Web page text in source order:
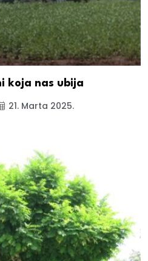
koja nas ubija
21. Marta 2025.